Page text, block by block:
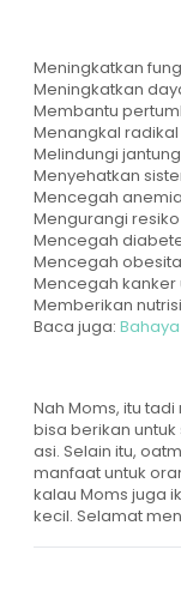
Meningkatkan
Meningkatkan
Membantu
Menangkal
Melindungi
Menyehatkan
Mencegah
Mengurangi
Mencegah
Mencegah
Mencegah kanker
Memberikan
Baca juga:
Nah Moms, itu
bisa berikan
asi. Selain itu,
manfaat untuk
kalau Moms juga
kecil. Selamat